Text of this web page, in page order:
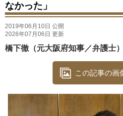
なかった」
2019年06月10日 公開
2026年07月06日 更新
橋下徹（元大阪府知事／弁護士）
この記事の画